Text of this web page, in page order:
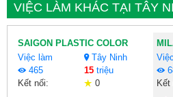
VIỆC LÀM KHÁC TẠI TÂY
SAIGON PLASTIC COLOR
Việc làm
Tây Ninh
465
15triệu
Kết nối:
0
Kết